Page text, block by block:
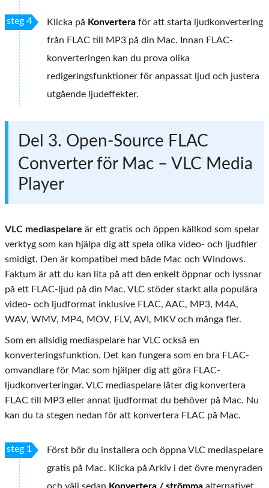
steg 4 Klicka på Konvertera för att starta ljudkonvertering
från FLAC till MP3 på din Mac. Innan FLAC-
konverteringen kan du prova olika
redigeringsfunktioner för anpassat ljud och justera
utgående ljudeffekter.
Del 3. Open-Source FLAC
Converter för Mac – VLC Media
Player
VLC mediaspelare är ett gratis och öppen källkod som spelar
verktyg som kan hjälpa dig att spela olika video- och ljudfiler
smidigt. Den är kompatibel med både Mac och Windows.
Faktum är att du kan lita på att den enkelt öppnar och lyssnar
på ett FLAC-ljud på din Mac. VLC stöder starkt alla populära
video- och ljudformat inklusive FLAC, AAC, MP3, M4A,
WAV, WMV, MP4, MOV, FLV, AVI, MKV och många fler.
Som en allsidig mediaspelare har VLC också en
konverteringsfunktion. Det kan fungera som en bra FLAC-
omvandlare för Mac som hjälper dig att göra FLAC-
ljudkonverteringar. VLC mediaspelare låter dig konvertera
FLAC till MP3 eller annat ljudformat du behöver på Mac. Nu
kan du ta stegen nedan för att konvertera FLAC på Mac.
steg 1
Först bör du installera och öppna VLC mediaspelare
gratis på Mac. Klicka på Arkiv i det övre menyraden